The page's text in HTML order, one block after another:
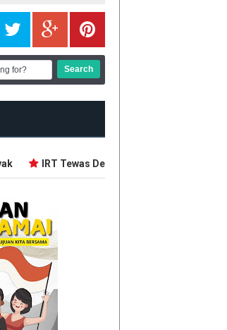
IRT Tewas Dersimbah Darah, Ditebas